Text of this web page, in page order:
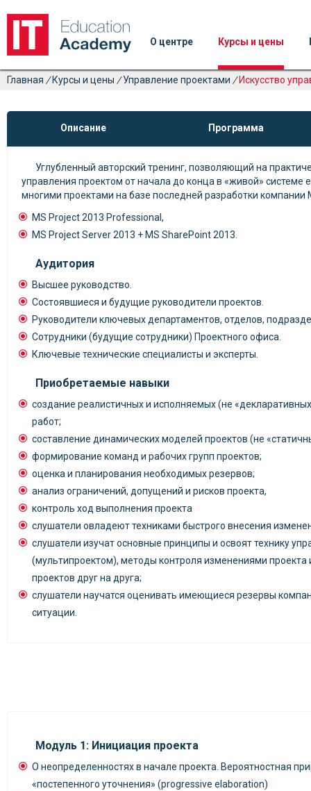
О центре Курсы и цены
Главная / Курсы и цены / Управление проектами / Искусство
Описание Программа
Углубленный авторский тренинг, позволяющий на
управления проектом от начала до конца в «живой» системе
многими проектами на базе последней разработки компании
MS Project 2013 Professional,
MS Project Server 2013 + MS SharePoint 2013.
Аудитория
Высшее руководство.
Состоявшиеся и будущие руководители проектов.
Руководители ключевых департаментов, отделов,
Сотрудники (будущие сотрудники) Проектного офиса.
Ключевые технические специалисты и эксперты.
Приобретаемые навыки
создание реалистичных и исполняемых (не
работ;
составление динамических моделей проектов (не
формирование команд и рабочих групп проектов;
оценка и планирования необходимых резервов;
анализ ограничений, допущений и рисков проекта,
контроль ход выполнения проекта
слушатели овладеют техниками быстрого внесения
слушатели изучат основные принципы и освоят технику
(мультипроектом), методы контроля изменениями проекта
проектов друг на друга;
слушатели научатся оценивать имеющиеся резервы
ситуации.
Модуль 1: Инициация проекта
О неопределенностях в начале проекта. Вероятностная
«постепенного уточнения» (progressive elaboration)